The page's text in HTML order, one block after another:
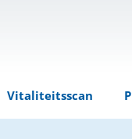
Vitaliteitsscan